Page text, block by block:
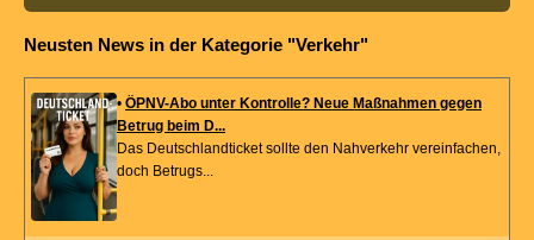
Neusten News in der Kategorie "Verkehr"
• ÖPNV-Abo unter Kontrolle? Neue Maßnahmen gegen
Betrug beim D...
Das Deutschlandticket sollte den Nahverkehr vereinfachen,
doch Betrugs...